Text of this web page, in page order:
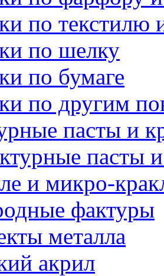
по текстилю
по шелку
по бумаге
по другим
пасты и
пасты
и микро-
фактуры
металла
акрил